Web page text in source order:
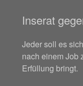
Inserat
Jeder soll es
nach einem Job
Erfüllung bringt.